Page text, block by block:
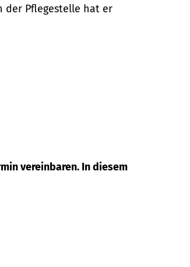
der Pflegestelle hat er
vereinbaren. In diesem